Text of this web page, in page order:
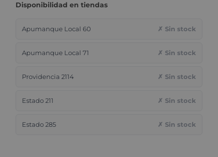
Disponibilidad en tiendas
Apumanque Local 60 ✗ Sin stock
Apumanque Local 71 ✗ Sin stock
Providencia 2114 ✗ Sin stock
Estado 211 ✗ Sin stock
Estado 285 ✗ Sin stock